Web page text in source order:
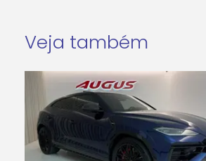
Veja também